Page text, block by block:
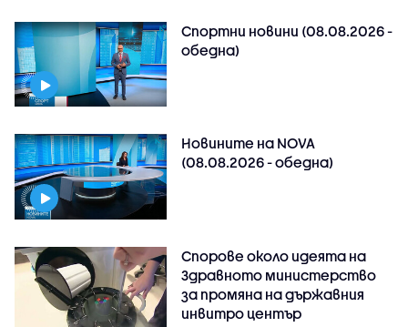
Спортни новини (08.08.2026 -
обедна)
Новините на NOVA
(08.08.2026 - обедна)
Спорове около идеята на
Здравното министерство
за промяна на държавния
инвитро център